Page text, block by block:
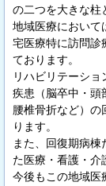
の二つを大きな柱
地域医療において
宅医療特に訪問診
ております。
リハビリテーシ
疾患（脳卒中・頭
腰椎骨折など）の
ります。
また、回復期病棟
た医療・看護・介
今後もこの地域医